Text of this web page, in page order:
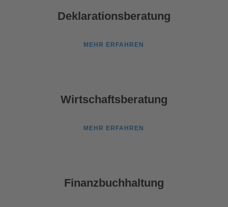
Deklarationsberatung
MEHR ERFAHREN
Wirtschaftsberatung
MEHR ERFAHREN
Finanzbuchhaltung